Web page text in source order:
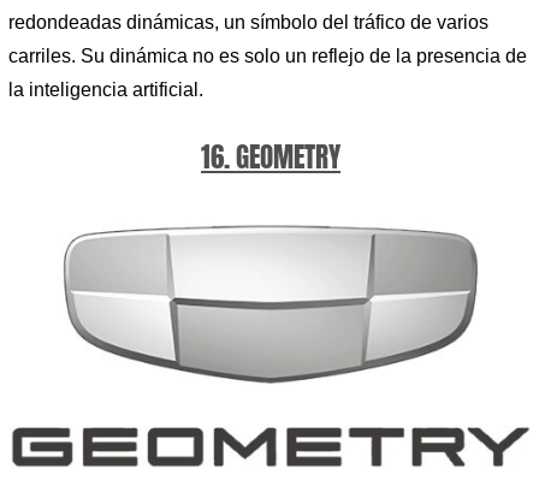
redondeadas dinámicas, un símbolo del tráfico de varios
carriles. Su dinámica no es solo un reflejo de la presencia de
la inteligencia artificial.
16. GEOMETRY